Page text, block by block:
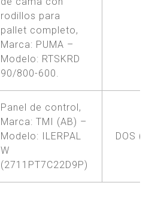
rodillos para
pallet completo,
Marca: PUMA –
Modelo: RTSKRD
90/800-600.
Panel de control,
Marca: TMI (AB) –
Modelo: ILERPAL
W
(2711PT7C22D9P)
DOS (2)